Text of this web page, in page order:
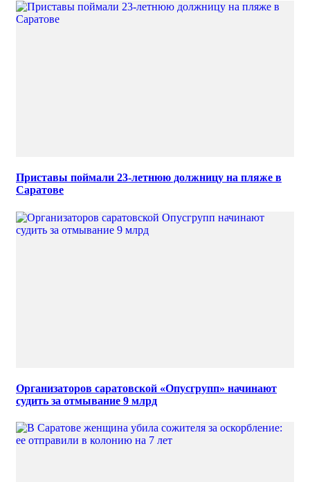
Приставы поймали 23-летнюю должницу на пляже в
Саратове
Организаторов саратовской «Опусгрупп» начинают
судить за отмывание 9 млрд